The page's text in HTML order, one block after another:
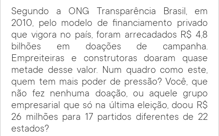
Segundo a ONG Transparência Brasil, em
2010, pelo modelo de financiamento privado
que vigora no país, foram arrecadados R$ 4,8
bilhões em doações de campanha.
Empreiteiras e construtoras doaram quase
metade desse valor. Num quadro como este,
quem tem mais poder de pressão? Você, que
não fez nenhuma doação, ou aquele grupo
empresarial que só na última eleição, doou R$
26 milhões para 17 partidos diferentes de 22
estados?